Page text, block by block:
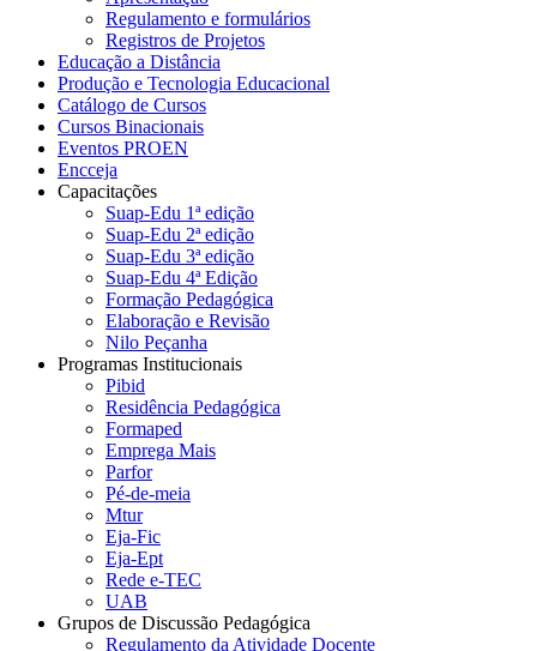
Regulamento e formulários
Registros de Projetos
Educação a Distância
Produção e Tecnologia Educacional
Catálogo de Cursos
Cursos Binacionais
Eventos PROEN
Encceja
Capacitações
Suap-Edu 1ª edição
Suap-Edu 2ª edição
Suap-Edu 3ª edição
Suap-Edu 4ª Edição
Formação Pedagógica
Elaboração e Revisão
Nilo Peçanha
Programas Institucionais
Pibid
Residência Pedagógica
Formaped
Emprega Mais
Parfor
Pé-de-meia
Mtur
Eja-Fic
Eja-Ept
Rede e-TEC
UAB
Grupos de Discussão Pedagógica
Regulamento da Atividade Docente